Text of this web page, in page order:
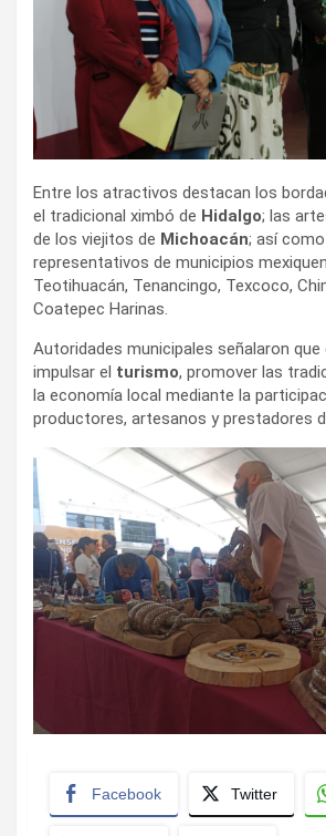
Entre los atractivos destacan los
el tradicional ximbó de Hidalgo; las
de los viejitos de Michoacán; así
representativos de municipios
Teotihuacán, Tenancingo, Texcoco,
Coatepec Harinas.
Autoridades municipales señalaron
impulsar el turismo, promover las
la economía local mediante la
productores, artesanos y prestadores
Facebook Twitter